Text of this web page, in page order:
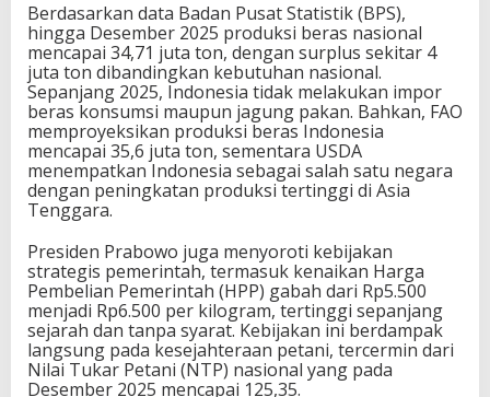
Berdasarkan data Badan Pusat Statistik (BPS),
hingga Desember 2025 produksi beras nasional
mencapai 34,71 juta ton, dengan surplus sekitar 4
juta ton dibandingkan kebutuhan nasional.
Sepanjang 2025, Indonesia tidak melakukan impor
beras konsumsi maupun jagung pakan. Bahkan, FAO
memproyeksikan produksi beras Indonesia
mencapai 35,6 juta ton, sementara USDA
menempatkan Indonesia sebagai salah satu negara
dengan peningkatan produksi tertinggi di Asia
Tenggara.
Presiden Prabowo juga menyoroti kebijakan
strategis pemerintah, termasuk kenaikan Harga
Pembelian Pemerintah (HPP) gabah dari Rp5.500
menjadi Rp6.500 per kilogram, tertinggi sepanjang
sejarah dan tanpa syarat. Kebijakan ini berdampak
langsung pada kesejahteraan petani, tercermin dari
Nilai Tukar Petani (NTP) nasional yang pada
Desember 2025 mencapai 125,35.